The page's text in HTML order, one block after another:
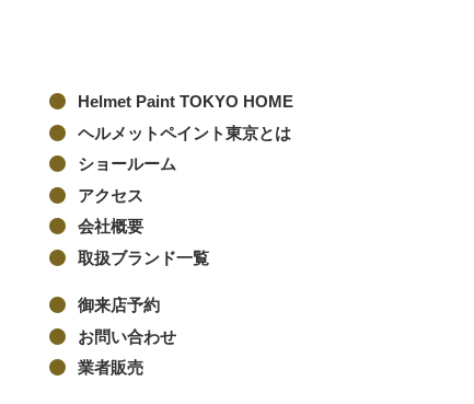
Helmet Paint TOKYO HOME
ヘルメットペイント東京とは
ショールーム
アクセス
会社概要
取扱ブランド一覧
御来店予約
お問い合わせ
業者販売